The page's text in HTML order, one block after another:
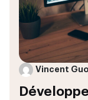
Vincent Guo